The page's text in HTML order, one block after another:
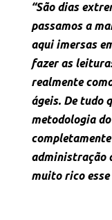
“São dias
passamos a
aqui imersas
fazer as
realmente
ágeis. De tudo
metodologia
administração
muito rico esse